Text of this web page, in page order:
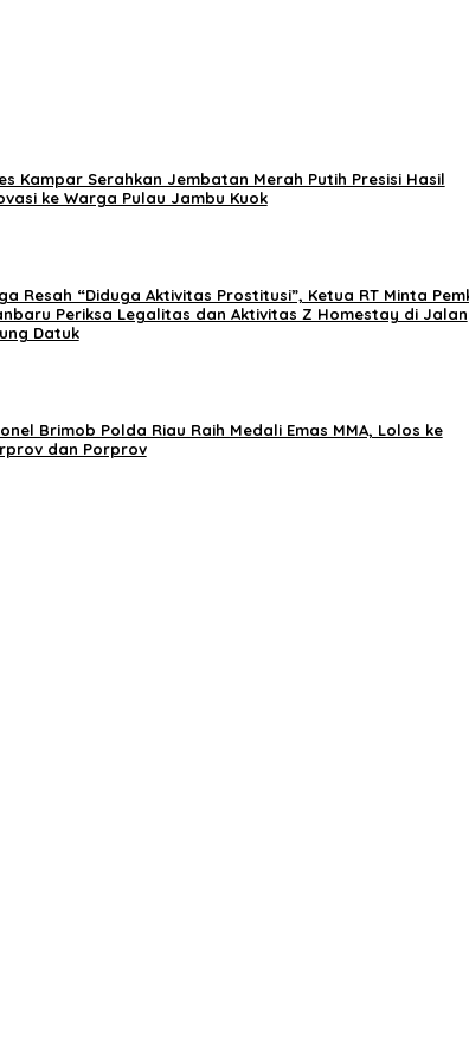
Kampar Serahkan Jembatan Merah Putih Presisi Hasil
ke Warga Pulau Jambu Kuok
Resah “Diduga Aktivitas Prostitusi”, Ketua RT Minta
Periksa Legalitas dan Aktivitas Z Homestay di Jalan
Datuk
Brimob Polda Riau Raih Medali Emas MMA, Lolos ke
dan Porprov